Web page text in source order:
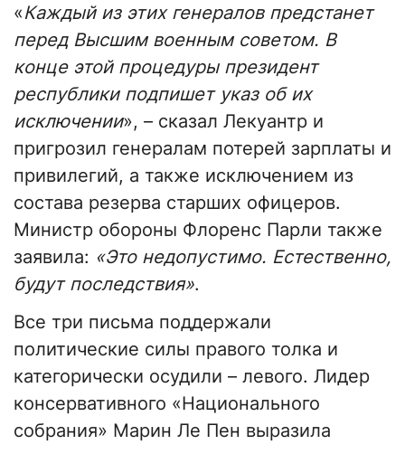
«Каждый из этих генералов предстанет
перед Высшим военным советом. В
конце этой процедуры президент
республики подпишет указ об их
исключении», – сказал Лекуантр и
пригрозил генералам потерей зарплаты и
привилегий, а также исключением из
состава резерва старших офицеров.
Министр обороны Флоренс Парли также
заявила: «Это недопустимо. Естественно,
будут последствия».
Все три письма поддержали
политические силы правого толка и
категорически осудили – левого. Лидер
консервативного «Национального
собрания» Марин Ле Пен выразила